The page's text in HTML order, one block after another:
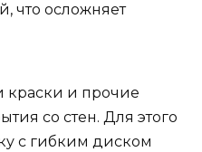
что осложняет
краски и прочие
со стен. Для этого
с гибким диском